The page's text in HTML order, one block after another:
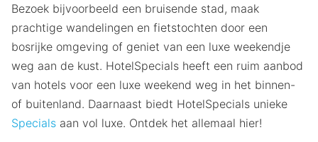
Bezoek bijvoorbeeld een bruisende stad, maak
prachtige wandelingen en fietstochten door een
bosrijke omgeving of geniet van een luxe weekendje
weg aan de kust. HotelSpecials heeft een ruim aanbod
van hotels voor een luxe weekend weg in het binnen-
of buitenland. Daarnaast biedt HotelSpecials unieke
Specials aan vol luxe. Ontdek het allemaal hier!